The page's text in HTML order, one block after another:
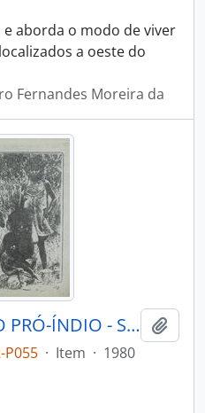
aborda o modo de viver
a oeste do
Fernandes Moreira da
BOLETIM COMISSÃO PRÓ-ÍNDIO - SÃO PAULO COMISSÃO PRÓ-ÍNDIO - 1980 - Nº03
P055 · Item · 1980